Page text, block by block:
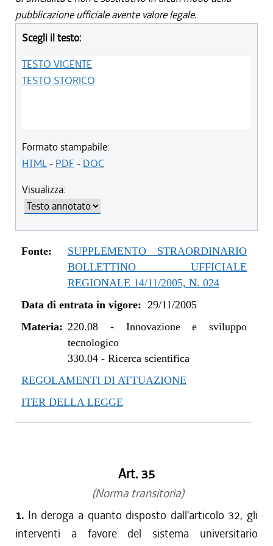
pubblicazione ufficiale avente valore legale.
Scegli il testo:
TESTO VIGENTE
TESTO STORICO
Formato stampabile:
HTML- PDF - DOC
Visualizza:
Fonte:
SUPPLEMENTO STRAORDINARIO
BOLLETTINO UFFICIALE
REGIONALE 14/11/2005, N. 024
Data di entrata in vigore: 29/11/2005
Materia: 220.08- Innovazione e sviluppo
tecnologico
330.04- Ricerca scientifica
REGOLAMENTI DI ATTUAZIONE
ITER DELLA LEGGE
Art. 35
(Norma transitoria)
1. In deroga a quanto disposto dall'articolo 32, gli
interventi a favore del sistema universitario